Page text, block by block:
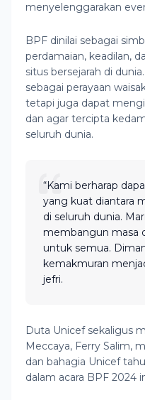
menyelenggarakan
BPF dinilai sebagai
perdamaian, keadilan,
situs bersejarah di
sebagai perayaan
tetapi juga dapat
dan agar tercipta
seluruh dunia.
“Kami berharap
yang kuat diantara
di seluruh dunia.
membangun masa
untuk semua.
kemakmuran
jefri.
Duta Unicef sekaligus
Meccaya, Ferry Salim,
dan bahagia Unicef
dalam acara BPF 2024